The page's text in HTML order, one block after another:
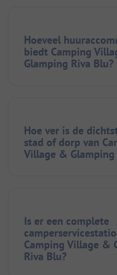
Hoeveel
biedt Camping
Glamping Riva Blu?
Hoe ver is de
stad of dorp van
Village & Glamping
Is er een complete
Camping Village &
Riva Blu?